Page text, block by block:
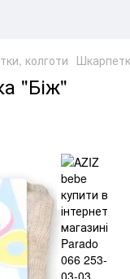
колготи
"Біж"